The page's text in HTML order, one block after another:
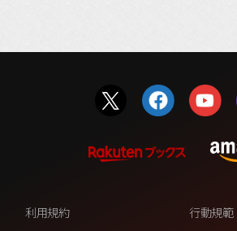
利用規約 行動規範